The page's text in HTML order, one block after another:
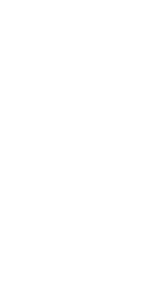
末推荐可靠的服